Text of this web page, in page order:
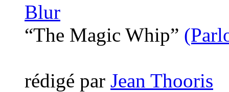
Blur
“The Magic Whip”
rédigé par Jean Thooris